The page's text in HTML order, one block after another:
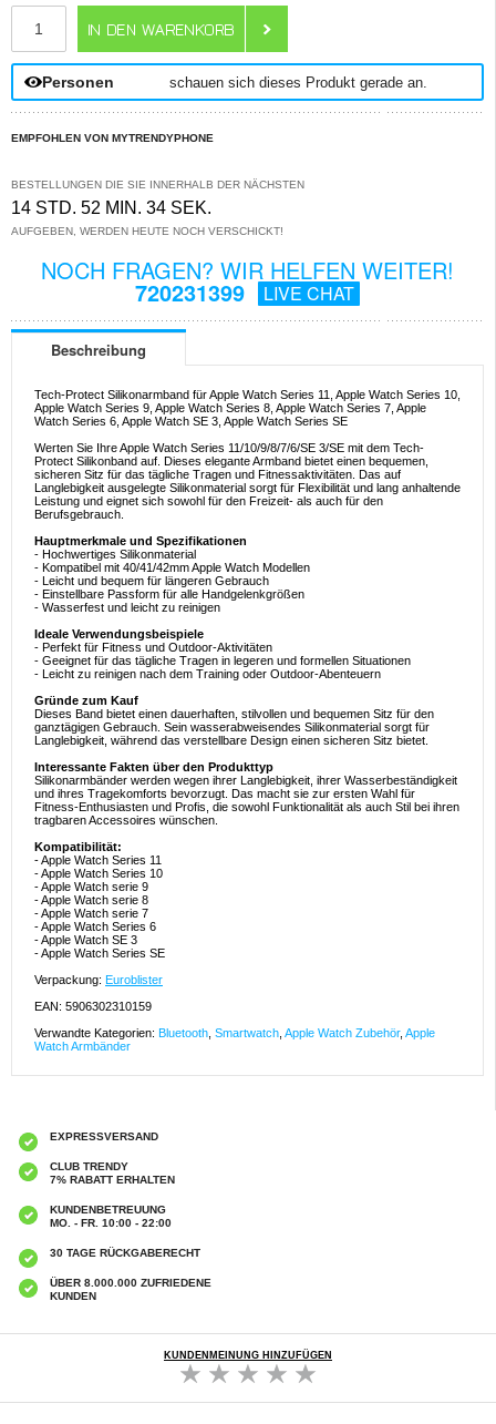
Personen schauen sich dieses Produkt gerade an.
EMPFOHLEN VON MYTRENDYPHONE
BESTELLUNGEN DIE SIE INNERHALB DER NÄCHSTEN
14 STD. 52 MIN. 34 SEK.
AUFGEBEN, WERDEN HEUTE NOCH VERSCHICKT!
NOCH FRAGEN? WIR HELFEN WEITER!
720231399 LIVE CHAT
Beschreibung
Tech-Protect Silikonarmband für Apple Watch Series 11, Apple Watch Series 10,
Apple Watch Series 9, Apple Watch Series 8, Apple Watch Series 7, Apple
Watch Series 6, Apple Watch SE 3, Apple Watch Series SE
Werten Sie Ihre Apple Watch Series 11/10/9/8/7/6/SE 3/SE mit dem Tech-
Protect Silikonband auf. Dieses elegante Armband bietet einen bequemen,
sicheren Sitz für das tägliche Tragen und Fitnessaktivitäten. Das auf
Langlebigkeit ausgelegte Silikonmaterial sorgt für Flexibilität und lang anhaltende
Leistung und eignet sich sowohl für den Freizeit- als auch für den
Berufsgebrauch.
Hauptmerkmale und Spezifikationen
- Hochwertiges Silikonmaterial
- Kompatibel mit 40/41/42mm Apple Watch Modellen
- Leicht und bequem für längeren Gebrauch
- Einstellbare Passform für alle Handgelenkgrößen
- Wasserfest und leicht zu reinigen
Ideale Verwendungsbeispiele
- Perfekt für Fitness und Outdoor-Aktivitäten
- Geeignet für das tägliche Tragen in legeren und formellen Situationen
- Leicht zu reinigen nach dem Training oder Outdoor-Abenteuern
Gründe zum Kauf
Dieses Band bietet einen dauerhaften, stilvollen und bequemen Sitz für den
ganztägigen Gebrauch. Sein wasserabweisendes Silikonmaterial sorgt für
Langlebigkeit, während das verstellbare Design einen sicheren Sitz bietet.
Interessante Fakten über den Produkttyp
Silikonarmbänder werden wegen ihrer Langlebigkeit, ihrer Wasserbeständigkeit
und ihres Tragekomforts bevorzugt. Das macht sie zur ersten Wahl für
Fitness-Enthusiasten und Profis, die sowohl Funktionalität als auch Stil bei ihren
tragbaren Accessoires wünschen.
Kompatibilität:
- Apple Watch Series 11
- Apple Watch Series 10
- Apple Watch serie 9
- Apple Watch serie 8
- Apple Watch serie 7
- Apple Watch Series 6
- Apple Watch SE 3
- Apple Watch Series SE
Verpackung: Euroblister
EAN: 5906302310159
Verwandte Kategorien: Bluetooth Smartwatch Apple Watch Zubehör, Apple
Watch Armbänder
EXPRESSVERSAND
CLUB TRENDY
7% RABATT ERHALTEN
KUNDENBETREUUNG
MO. - FR. 10:00 - 22:00
30 TAGE RÜCKGABERECHT
ÜBER 8.000.000 ZUFRIEDENE
KUNDEN
KUNDENMEINUNG HINZUFÜGEN